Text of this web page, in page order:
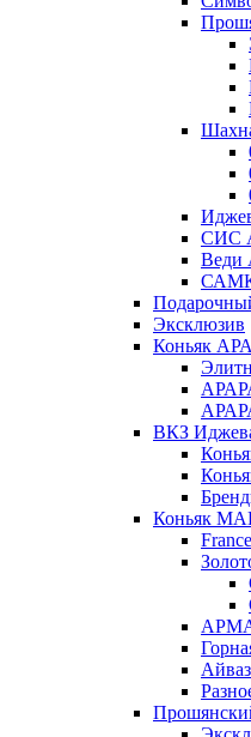
СИС
Веди
Эксклюзив
Коньяк
ВКЗ
Коньяк
АРМА